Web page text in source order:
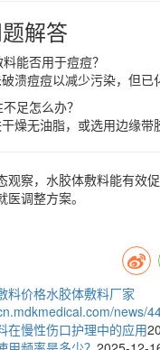
解答
能否用于痘痘？
溃痘痘以减少污染，但已
足怎么办？
燥无油脂，或选用边缘带
观察，水胶体敷料能有效
调整方案。
料价格水胶体敷料厂家
news/
在慢性伤口护理中的应用